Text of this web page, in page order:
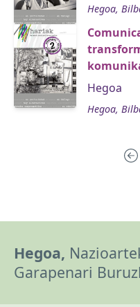
Hegoa,
Hegoa
Hegoa,
Hegoa,
Garapenari